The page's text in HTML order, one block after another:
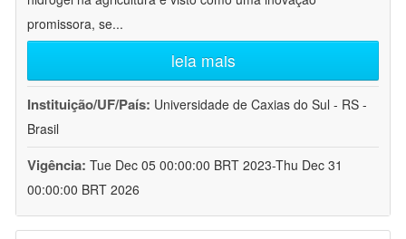
promissora, se...
leia mais
Instituição/UF/País: Universidade de Caxias do Sul - RS -
Brasil
Vigência: Tue Dec 05 00:00:00 BRT 2023-Thu Dec 31
00:00:00 BRT 2026